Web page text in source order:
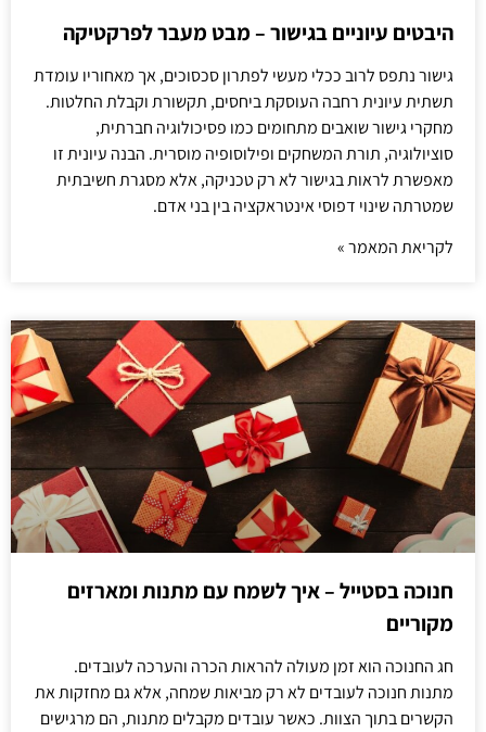
היבטים עיוניים בגישור – מבט מעבר לפרקטיקה
גישור נתפס לרוב ככלי מעשי לפתרון סכסוכים, אך מאחוריו עומדת
תשתית עיונית רחבה העוסקת ביחסים, תקשורת וקבלת החלטות.
מחקרי גישור שואבים מתחומים כמו פסיכולוגיה חברתית,
סוציולוגיה, תורת המשחקים ופילוסופיה מוסרית. הבנה עיונית זו
מאפשרת לראות בגישור לא רק טכניקה, אלא מסגרת חשיבתית
שמטרתה שינוי דפוסי אינטראקציה בין בני אדם.
לקריאת המאמר »
חנוכה בסטייל – איך לשמח עם מתנות ומארזים
מקוריים
חג החנוכה הוא זמן מעולה להראות הכרה והערכה לעובדים.
מתנות חנוכה לעובדים לא רק מביאות שמחה, אלא גם מחזקות את
הקשרים בתוך הצוות. כאשר עובדים מקבלים מתנות, הם מרגישים